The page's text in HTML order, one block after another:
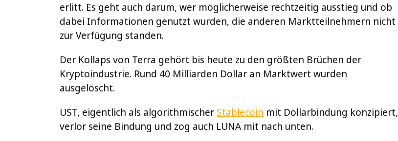
erlitt. Es geht auch darum, wer möglicherweise rechtzeitig ausstieg und ob
dabei Informationen genutzt wurden, die anderen Marktteilnehmern nicht
zur Verfügung standen.
Der Kollaps von Terra gehört bis heute zu den größten Brüchen der
Kryptoindustrie. Rund 40 Milliarden Dollar an Marktwert wurden
ausgelöscht.
UST, eigentlich als algorithmischer Stablecoin mit Dollarbindung konzipiert,
verlor seine Bindung und zog auch LUNA mit nach unten.